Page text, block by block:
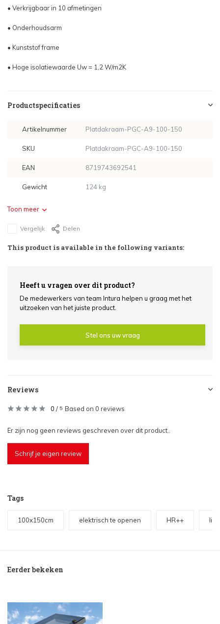
• Verkrijgbaar in 10 afmetingen
• Onderhoudsarm
• Kunststof frame
• Hoge isolatiewaarde Uw = 1,2 W/m2K
Productspecificaties
Artikelnummer Platdakraam-PGC-A9-100-150
SKU Platdakraam-PGC-A9-100-150
EAN 8719743692541
Gewicht 124 kg
Toon meer
Vergelijk Delen
This product is available in the following variants:
Heeft u vragen over dit product?
De medewerkers van team Intura helpen u graag met het
uitzoeken van het juiste product.
Stel ons uw vraag
Reviews
0 / 5 Based on 0 reviews
Er zijn nog geen reviews geschreven over dit product..
Schrijf je eigen review
Tags
100x150cm elektrisch te openen HR++
Eerder bekeken